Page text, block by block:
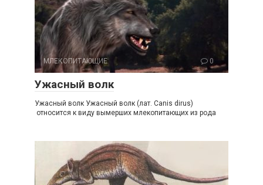
МЛЕКОПИТАЮЩИЕ 0
Ужасный волк
Ужасный волк Ужасный волк (лат. Canis dirus)
относится к виду вымерших млекопитающих из рода